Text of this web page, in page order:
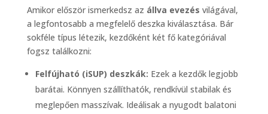
Amikor először ismerkedsz az állva evezés világával,
a legfontosabb a megfelelő deszka kiválasztása. Bár
sokféle típus létezik, kezdőként két fő kategóriával
fogsz találkozni:
Felfújható (iSUP) deszkák: Ezek a kezdők legjobb
barátai. Könnyen szállíthatók, rendkívül stabilak és
meglepően masszívak. Ideálisak a nyugodt balatoni